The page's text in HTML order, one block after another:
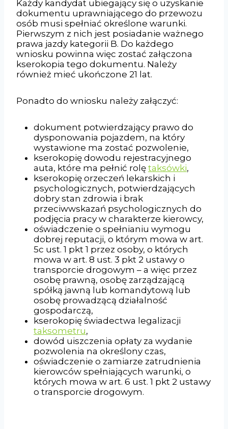
Każdy kandydat ubiegający się o uzyskanie
dokumentu uprawniającego do przewozu
osób musi spełniać określone warunki.
Pierwszym z nich jest posiadanie ważnego
prawa jazdy kategorii B. Do każdego
wniosku powinna więc zostać załączona
kserokopia tego dokumentu. Należy
również mieć ukończone 21 lat.
Ponadto do wniosku należy załączyć:
dokument potwierdzający prawo do
dysponowania pojazdem, na który
wystawione ma zostać pozwolenie,
kserokopię dowodu rejestracyjnego
auta, które ma pełnić rolę taksówki,
kserokopię orzeczeń lekarskich i
psychologicznych, potwierdzających
dobry stan zdrowia i brak
przeciwwskazań psychologicznych do
podjęcia pracy w charakterze kierowcy,
oświadczenie o spełnianiu wymogu
dobrej reputacji, o którym mowa w art.
5c ust. 1 pkt 1 przez osoby, o których
mowa w art. 8 ust. 3 pkt 2 ustawy o
transporcie drogowym – a więc przez
osobę prawną, osobę zarządzającą
spółką jawną lub komandytową lub
osobę prowadzącą działalność
gospodarczą,
kserokopię świadectwa legalizacji
taksometru,
dowód uiszczenia opłaty za wydanie
pozwolenia na określony czas,
oświadczenie o zamiarze zatrudnienia
kierowców spełniających warunki, o
których mowa w art. 6 ust. 1 pkt 2 ustawy
o transporcie drogowym.